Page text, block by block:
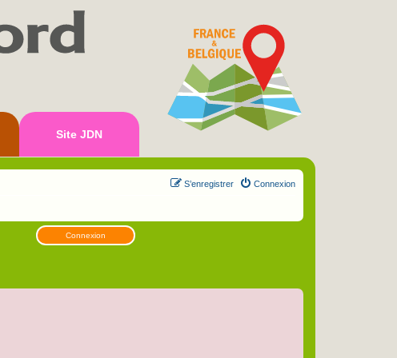
Site JDN
Connexion
S’enregistrer
Connexion